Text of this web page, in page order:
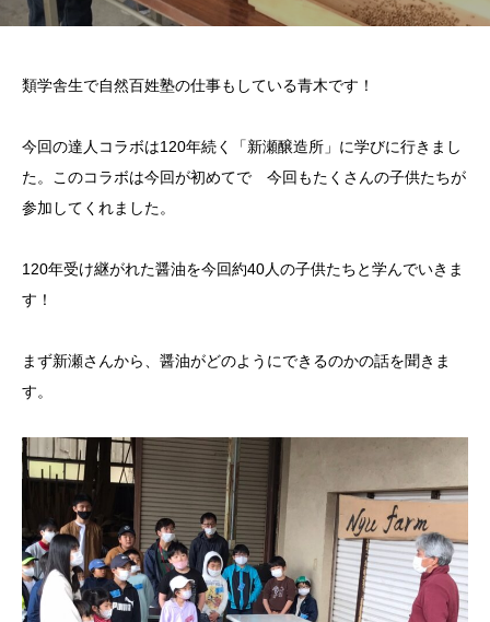
類学舎生で自然百姓塾の仕事もしている青木です！
今回の達人コラボは120年続く「新瀬醸造所」に学びに行きまし
た。このコラボは今回が初めてで 今回もたくさんの子供たちが
参加してくれました。
120年受け継がれた醤油を今回約40人の子供たちと学んでいきま
す！
まず新瀬さんから、醤油がどのようにできるのかの話を聞きま
す。